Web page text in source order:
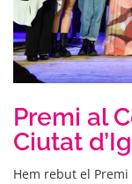
Premi al
Ciutat
Hem rebut el Premi